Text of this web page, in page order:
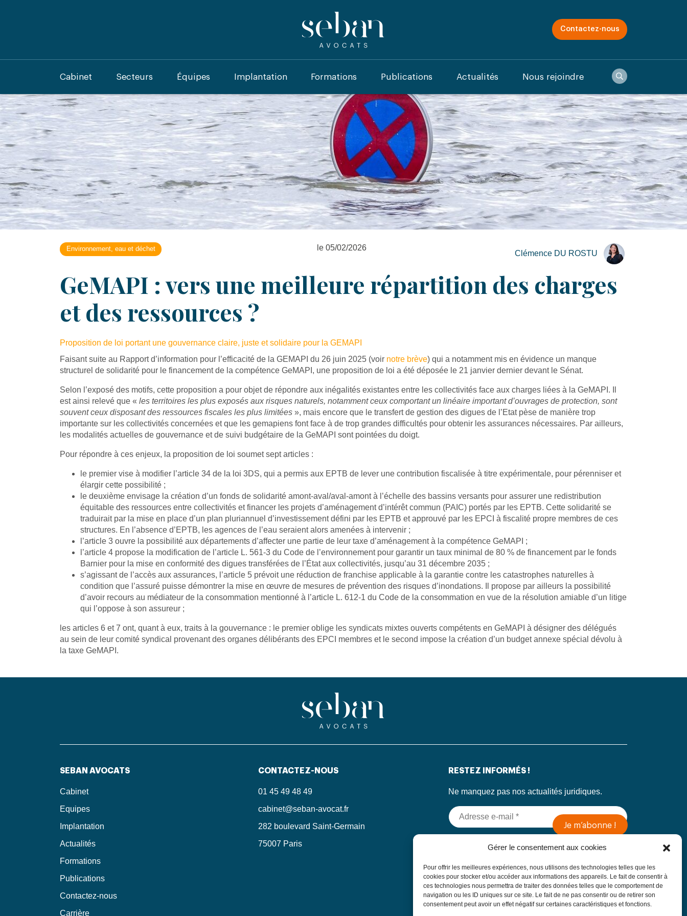
Gérer le consentement aux cookies
Pour offrir les meilleures expériences, nous utilisons des technologies telles que les
cookies pour stocker et/ou accéder aux informations des appareils. Le fait de consentir à
ces technologies nous permettra de traiter des données telles que le comportement de
navigation ou les ID uniques sur ce site. Le fait de ne pas consentir ou de retirer son
consentement peut avoir un effet négatif sur certaines caractéristiques et fonctions.
Contactez-nous
Recherche
Cabinet Secteurs Équipes Implantation Formations Publications Actualités Nous rejoindre
Environnement, eau et déchet le 05/02/2026
Clémence DU ROSTU
GeMAPI : vers une meilleure répartition des charges
et des ressources ?
Proposition de loi portant une gouvernance claire, juste et solidaire pour la GEMAPI
Faisant suite au Rapport d’information pour l’efficacité de la GEMAPI du 26 juin 2025 (voir notre brève) qui a notamment mis en évidence un manque
structurel de solidarité pour le financement de la compétence GeMAPI, une proposition de loi a été déposée le 21 janvier dernier devant le Sénat.
Selon l’exposé des motifs, cette proposition a pour objet de répondre aux inégalités existantes entre les collectivités face aux charges liées à la GeMAPI. Il
est ainsi relevé que « les territoires les plus exposés aux risques naturels, notamment ceux comportant un linéaire important d’ouvrages de protection, sont
souvent ceux disposant des ressources fiscales les plus limitées », mais encore que le transfert de gestion des digues de l’Etat pèse de manière trop
importante sur les collectivités concernées et que les gemapiens font face à de trop grandes difficultés pour obtenir les assurances nécessaires. Par ailleurs,
les modalités actuelles de gouvernance et de suivi budgétaire de la GeMAPI sont pointées du doigt.
Pour répondre à ces enjeux, la proposition de loi soumet sept articles :
le premier vise à modifier l’article 34 de la loi 3DS, qui a permis aux EPTB de lever une contribution fiscalisée à titre expérimentale, pour pérenniser et
élargir cette possibilité ;
le deuxième envisage la création d’un fonds de solidarité amont-aval/aval-amont à l’échelle des bassins versants pour assurer une redistribution
équitable des ressources entre collectivités et financer les projets d’aménagement d’intérêt commun (PAIC) portés par les EPTB. Cette solidarité se
traduirait par la mise en place d’un plan pluriannuel d’investissement défini par les EPTB et approuvé par les EPCI à fiscalité propre membres de ces
structures. En l’absence d’EPTB, les agences de l’eau seraient alors amenées à intervenir ;
l’article 3 ouvre la possibilité aux départements d’affecter une partie de leur taxe d’aménagement à la compétence GeMAPI ;
l’article 4 propose la modification de l’article L. 561-3 du Code de l’environnement pour garantir un taux minimal de 80 % de financement par le fonds
Barnier pour la mise en conformité des digues transférées de l’État aux collectivités, jusqu’au 31 décembre 2035 ;
s’agissant de l’accès aux assurances, l’article 5 prévoit une réduction de franchise applicable à la garantie contre les catastrophes naturelles à
condition que l’assuré puisse démontrer la mise en œuvre de mesures de prévention des risques d’inondations. Il propose par ailleurs la possibilité
d’avoir recours au médiateur de la consommation mentionné à l’article L. 612-1 du Code de la consommation en vue de la résolution amiable d’un litige
qui l’oppose à son assureur ;
les articles 6 et 7 ont, quant à eux, traits à la gouvernance : le premier oblige les syndicats mixtes ouverts compétents en GeMAPI à désigner des délégués
au sein de leur comité syndical provenant des organes délibérants des EPCI membres et le second impose la création d’un budget annexe spécial dévolu à
la taxe GeMAPI.
SEBAN AVOCATS
Cabinet
Equipes
Implantation
Actualités
Formations
Publications
Contactez-nous
Carrière
CONTACTEZ-NOUS
01 45 49 48 49
cabinet@seban-avocat.fr
282 boulevard Saint-Germain
75007 Paris
RESTEZ INFORMÉS !
Ne manquez pas nos actualités juridiques.
En soumettant ce formulaire, j’accepte que mes
le cadre de ma demande, conformément à la
politique de confidentialité du Cabinet